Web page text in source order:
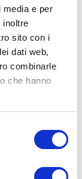
media e per
inoltre
sito con i
dati web,
combinarle
che hanno